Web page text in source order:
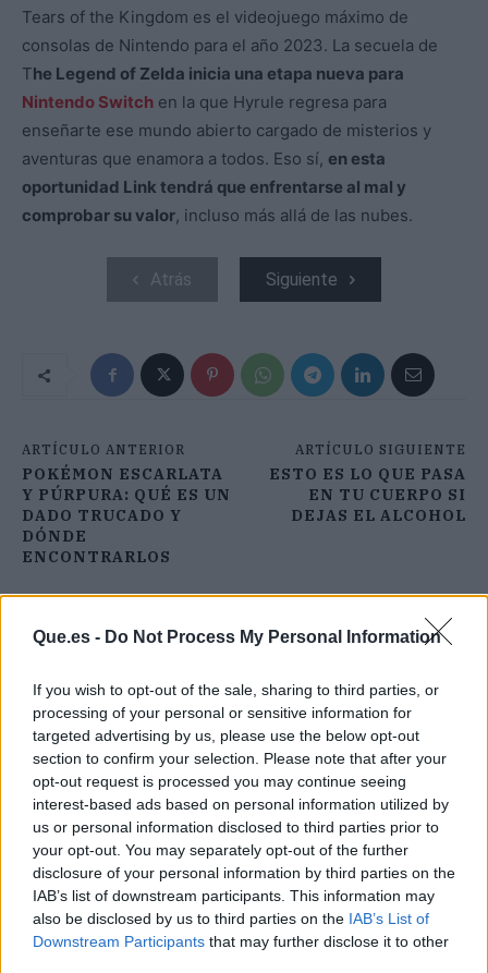
Que.es - Do Not Process My Personal Information
If you wish to opt-out of the sale, sharing to third parties, or
processing of your personal or sensitive information for
targeted advertising by us, please use the below opt-out
section to confirm your selection. Please note that after your
opt-out request is processed you may continue seeing
interest-based ads based on personal information utilized by
us or personal information disclosed to third parties prior to
your opt-out. You may separately opt-out of the further
disclosure of your personal information by third parties on the
IAB’s list of downstream participants. This information may
also be disclosed by us to third parties on the IAB’s List of
Downstream Participants that may further disclose it to other
Tears of the Kingdom es el videojuego máximo de
consolas de Nintendo para el año 2023. La secuela de
The Legend of Zelda inicia una etapa nueva para
Nintendo Switch en la que Hyrule regresa para
enseñarte ese mundo abierto cargado de misterios y
aventuras que enamora a todos. Eso sí, en esta
oportunidad Link tendrá que enfrentarse al mal y
comprobar su valor, incluso más allá de las nubes.
Atrás Siguiente
ARTÍCULO ANTERIOR
POKÉMON ESCARLATA
Y PÚRPURA: QUÉ ES UN
DADO TRUCADO Y
DÓNDE
ENCONTRARLOS
ARTÍCULO SIGUIENTE
ESTO ES LO QUE PASA
EN TU CUERPO SI
DEJAS EL ALCOHOL